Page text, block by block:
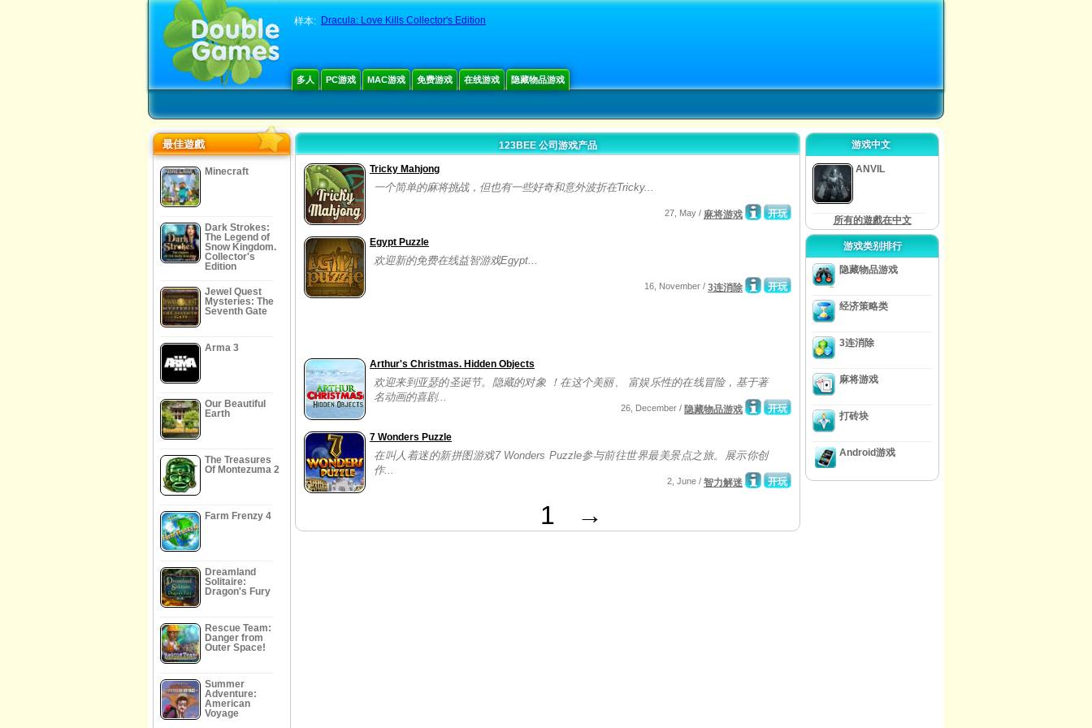
样本: Dracula: Love Kills Collector's Edition
多人 PC游戏 MAC游戏 免费游戏 在线游戏 隐藏物品游戏
最佳遊戲
Minecraft
Dark Strokes:
The Legend of
Snow Kingdom.
Collector's
Edition
Jewel Quest
Mysteries: The
Seventh Gate
Arma 3
Our Beautiful
Earth
The Treasures
Of Montezuma 2
Farm Frenzy 4
Dreamland
Solitaire:
Dragon's Fury
Rescue Team:
Danger from
Outer Space!
Summer
Adventure:
American
Voyage
123BEE 公司游戏产品
Tricky Mahjong
一个简单的麻将挑战，但也有一些好奇和意外波折在Tricky...
开玩
27, May / 麻将游戏
Egypt Puzzle
欢迎新的免费在线益智游戏Egypt...
开玩
16, November / 3连消除
Arthur's Christmas. Hidden Objects
欢迎来到亚瑟的圣诞节。隐藏的对象 ！在这个美丽、 富娱乐性的在线冒险，基于著
名动画的喜剧...
开玩
26, December / 隐藏物品游戏
7 Wonders Puzzle
在叫人着迷的新拼图游戏7 Wonders Puzzle参与前往世界最美景点之旅。展示你创
作...
开玩
2, June / 智力解迷
1 →
游戏中文
ANVIL
所有的遊戲在中文
游戏类别排行
隐藏物品游戏
经济策略类
3连消除
麻将游戏
打砖块
Android游戏